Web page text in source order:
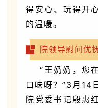
得安心、玩得开
的温暖。
院领导慰问优
“王奶奶，您
口味呀？”3月14
院党委书记殷惠